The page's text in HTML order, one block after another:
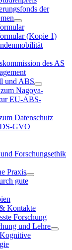
der
(Kopie 1)
des AS
und ABS
Nagoya-
EU-ABS-
Datenschutz
GVO
Forschungsethik
Praxis
gute
Kontakte
Forschung
und Lehre